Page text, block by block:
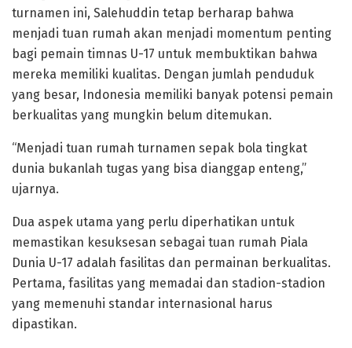
turnamen ini, Salehuddin tetap berharap bahwa
menjadi tuan rumah akan menjadi momentum penting
bagi pemain timnas U-17 untuk membuktikan bahwa
mereka memiliki kualitas. Dengan jumlah penduduk
yang besar, Indonesia memiliki banyak potensi pemain
berkualitas yang mungkin belum ditemukan.
“Menjadi tuan rumah turnamen sepak bola tingkat
dunia bukanlah tugas yang bisa dianggap enteng,”
ujarnya.
Dua aspek utama yang perlu diperhatikan untuk
memastikan kesuksesan sebagai tuan rumah Piala
Dunia U-17 adalah fasilitas dan permainan berkualitas.
Pertama, fasilitas yang memadai dan stadion-stadion
yang memenuhi standar internasional harus
dipastikan.